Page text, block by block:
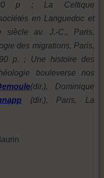
p ; La Celtique
en Languedoc et
siècle av. J.-C., Paris,
des migrations, Paris,
p. ; Une histoire des
bouleverse nos
(dir.), Dominique
(dir.), Paris, La